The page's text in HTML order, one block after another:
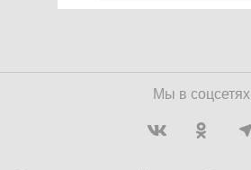
Мы в соцсетях